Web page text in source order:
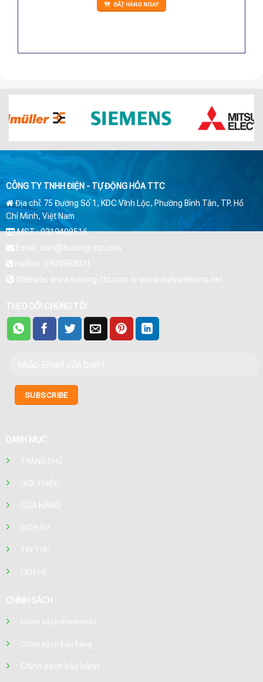
ĐẶT HÀNG NGAY
CÔNG TY TNHH ĐIỆN - TỰ ĐỘNG HÓA TTC
Địa chỉ: 75 Đường Số 1, KDC Vĩnh Lộc, Phường Bình Tân, TP. Hồ
Chí Minh, Việt Nam
MST : 0319408516
Email : son@tudong-ttc.com
Hotline: 0909393031
Website: www.tudong-ttc.com or www.dailysiemens.net
THEO DÕI CHÚNG TÔI
DANH MỤC
TRANG CHỦ
GIỚI THIỆU
CỬA HÀNG
DỊCH VỤ
TIN TỨC
LIÊN HỆ
CHÍNH SÁCH
Chính sách thanh toán
Chính sách bán hàng
Chính sách bảo hành